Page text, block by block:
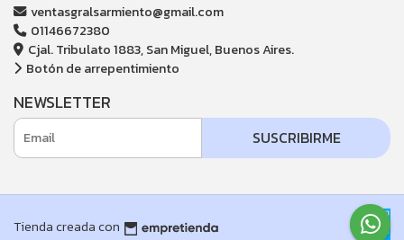
ventasgralsarmiento@gmail.com
01146672380
Cjal. Tribulato 1883, San Miguel, Buenos Aires.
Botón de arrepentimiento
NEWSLETTER
SUSCRIBIRME
Tienda creada con